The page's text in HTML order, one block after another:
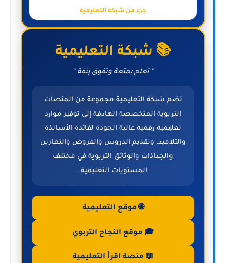
جزء من شبكة التعليمية
📚 شبكة التعليمية
" تعلم بمتعة وتفوق بثقة "
تضم شبكة التعليمية مجموعة من المنصات
التربوية المتخصصة الهادفة إلى توفير موارد
تعليمية رقمية عالية الجودة لفائدة الأساتذة
والتلاميذ، وتقديم الدروس والفروض والتمارين
والجذاذات والوثائق التربوية في مختلف
المستويات التعليمية.
🌐 موقع التعليمية
🎓 موقع النجاح التربوي
📖 منصة اقرأ التعليمية